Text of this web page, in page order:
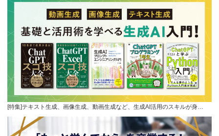
[特集]テキスト生成、画像生成、動画生成など、生成AI活用のスキルが身…